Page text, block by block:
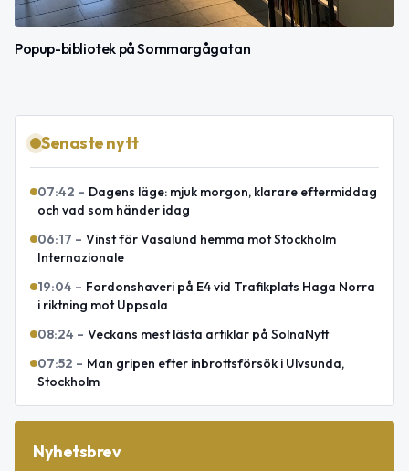
Popup-bibliotek på Sommargågatan
Senaste nytt
07:42 – Dagens läge: mjuk morgon, klarare eftermiddag
och vad som händer idag
06:17 – Vinst för Vasalund hemma mot Stockholm
Internazionale
19:04 – Fordonshaveri på E4 vid Trafikplats Haga Norra
i riktning mot Uppsala
08:24 – Veckans mest lästa artiklar på SolnaNytt
07:52 – Man gripen efter inbrottsförsök i Ulvsunda,
Stockholm
Nyhetsbrev